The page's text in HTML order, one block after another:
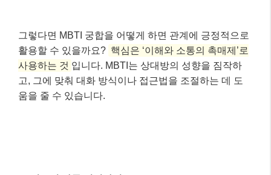
그렇다면 MBTI 궁합을 어떻게 하면 관계에 긍정적으로
활용할 수 있을까요? 핵심은 ‘이해와 소통의 촉매제’로
사용하는 것 입니다. MBTI는 상대방의 성향을 짐작하
고, 그에 맞춰 대화 방식이나 접근법을 조절하는 데 도
움을 줄 수 있습니다.